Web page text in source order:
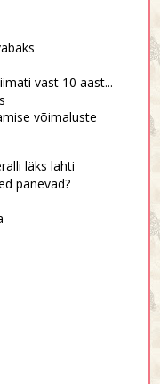
vast 10 aast...
võimaluste
läks lahti
panevad?